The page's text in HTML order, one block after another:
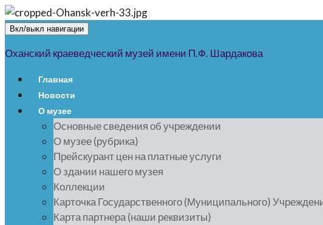
Вкл/выкл навигации
Оханский краеведческий музей имени П.Ф. Шардакова
Главная
Новости
О музее
Основные сведения об учреждении
О музее (рубрика)
Прейскурант цен на платные услуги
О здании нашего музея
Коллекции
Карточка Государственного (Муниципального)
Карта партнера (наши реквизиты)